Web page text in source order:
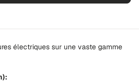
électriques sur une vaste gamme